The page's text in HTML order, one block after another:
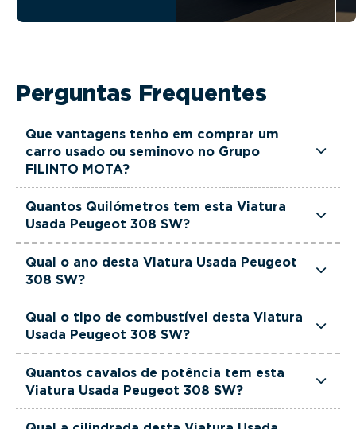
Perguntas Frequentes
Que vantagens tenho em comprar um
carro usado ou seminovo no Grupo
FILINTO MOTA?
FILINTO MOTA são rigorosamente selecionadas
quilómetros reais garantidos. Além disso, dispõe
de uma equipa de gestores comerciais dedicada,
pronta a ajudá-lo a encontrar a viatura que
melhor se adapta às suas necessidades e ao seu
orçamento.
Quantos Quilómetros tem esta Viatura
Usada Peugeot 308 SW?
actualmente 90300 km.
Qual o ano desta Viatura Usada Peugeot
308 SW?
Qual o tipo de combustível desta Viatura
Usada Peugeot 308 SW?
equipada com uma motorização Gasolina.
Quantos cavalos de potência tem esta
Viatura Usada Peugeot 308 SW?